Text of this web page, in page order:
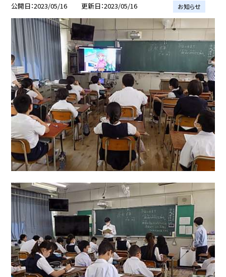
公開日 2023/05/16 更新日 2023/05/16 お知らせ